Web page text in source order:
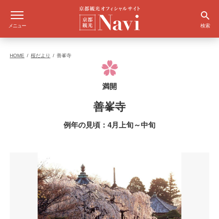
メニュー 検索
HOME 桜だより 善峯寺
満開
善峯寺
例年の見頃：4月上旬～中旬